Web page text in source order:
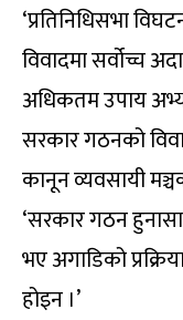
‘प्रतिनिधिसभा
विवादमा सर्वोच्च
अधिकतम उपाय
सरकार गठनको
कानून व्यवसायी
‘सरकार गठन
भए अगाडिको
होइन ।’